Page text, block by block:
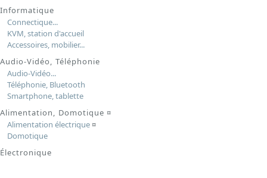
Informatique
Connectique...
KVM, station d'accueil
Accessoires, mobilier...
Audio-Vidéo, Téléphonie
Audio-Vidéo...
Téléphonie, Bluetooth
Smartphone, tablette
Alimentation, Domotique ¤
Alimentation électrique¤
Domotique
Électronique